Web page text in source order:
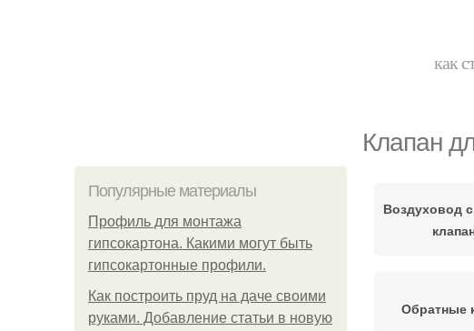
как
Клапан
Популярные материалы
Профиль для монтажа
гипсокартона. Какими могут быть
гипсокартонные профили.
Как построить пруд на даче своими
руками. Добавление статьи в новую
Воздуховод
Обратные